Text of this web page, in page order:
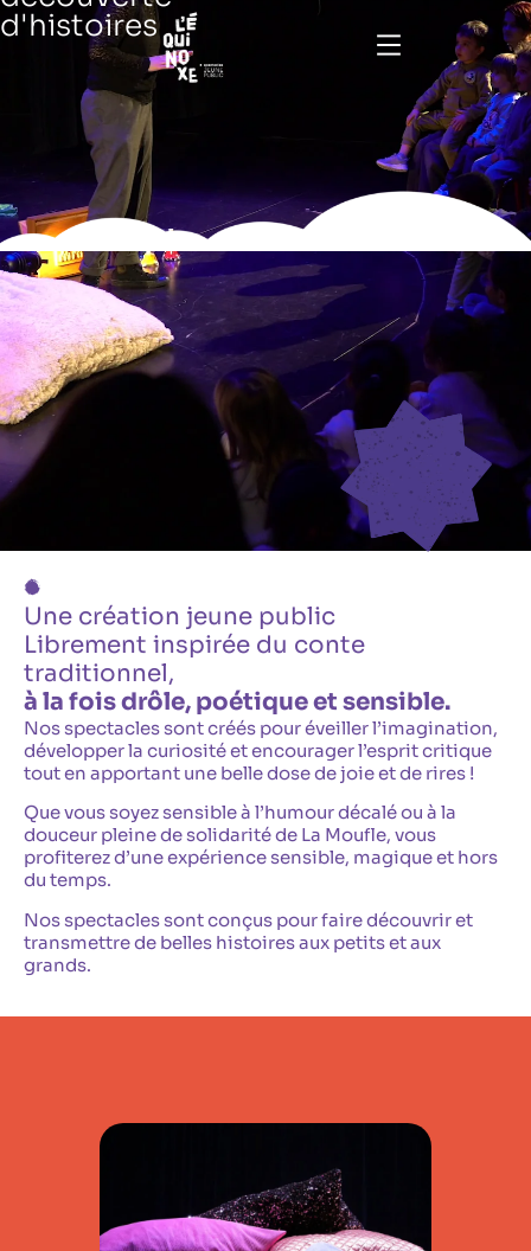
d'histoires
Une création jeune public
Librement inspirée du conte
traditionnel,
à la fois drôle, poétique et sensible.
Nos spectacles sont créés pour éveiller l’imagination,
développer la curiosité et encourager l’esprit critique
tout en apportant une belle dose de joie et de rires !
Que vous soyez sensible à l’humour décalé ou à la
douceur pleine de solidarité de La Moufle, vous
profiterez d’une expérience sensible, magique et hors
du temps.
Nos spectacles sont conçus pour faire découvrir et
transmettre de belles histoires aux petits et aux
grands.